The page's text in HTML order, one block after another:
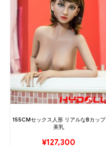
155CMセックス人形 リアルなBカップ
美乳
¥127,300